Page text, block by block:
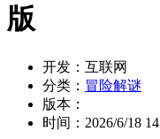
版
开发： 互联网
分类： 冒险解谜
版本：
时间： 2026/6/18